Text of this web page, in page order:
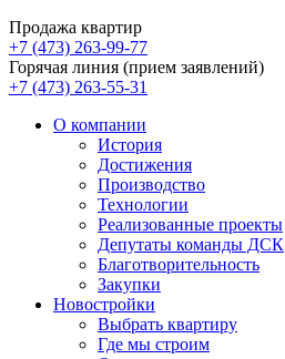
Продажа квартир
+7 (473) 263-99-77
Горячая линия (прием заявлений)
+7 (473) 263-55-31
О компании
История
Достижения
Производство
Технологии
Реализованные проекты
Депутаты команды ДСК
Благотворительность
Закупки
Новостройки
Выбрать квартиру
Где мы строим